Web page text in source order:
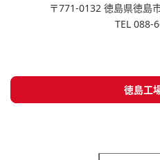
〒771-0132 徳島県徳島
TEL 088-
徳島工